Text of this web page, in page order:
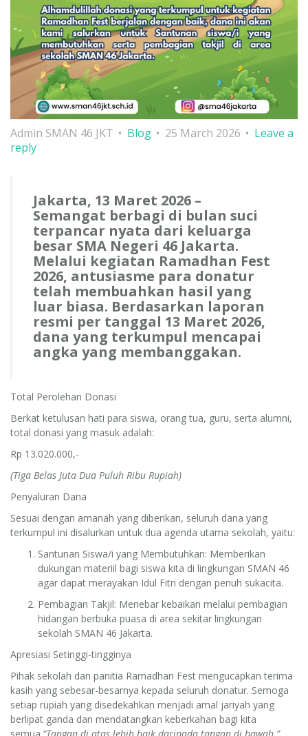
Admin SMAN 46 JKT Blog 25 March 2026
Leave a
reply
Jakarta, 13 Maret 2026 –
Semangat berbagi di bulan suci
terpancar nyata dari keluarga
besar SMA Negeri 46 Jakarta.
Melalui kegiatan Ramadhan Fest
2026, antusiasme para donatur
telah membuahkan hasil yang
luar biasa. Berdasarkan laporan
resmi per tanggal 13 Maret 2026,
dana yang terkumpul mencapai
angka yang membanggakan.
Total Perolehan Donasi
Berkat ketulusan hati para siswa, orang tua, guru, serta alumni,
total donasi yang masuk adalah:
Rp 13.020.000,-
(Tiga Belas Juta Dua Puluh Ribu Rupiah)
Penyaluran Dana
Sesuai dengan amanah yang diberikan, seluruh dana yang
terkumpul ini disalurkan untuk dua agenda utama sekolah, yaitu:
Santunan Siswa/i yang Membutuhkan: Memberikan
dukungan materiil bagi siswa kita di lingkungan SMAN 46
agar dapat merayakan Idul Fitri dengan penuh sukacita.
Pembagian Takjil: Menebar kebaikan melalui pembagian
hidangan berbuka puasa di area sekitar lingkungan
sekolah SMAN 46 Jakarta.
Apresiasi Setinggi-tingginya
Pihak sekolah dan panitia Ramadhan Fest mengucapkan terima
kasih yang sebesar-besarnya kepada seluruh donatur. Semoga
setiap rupiah yang disedekahkan menjadi amal jariyah yang
berlipat ganda dan mendatangkan keberkahan bagi kita
semua. “Tangan di atas lebih baik daripada tangan di bawah.”